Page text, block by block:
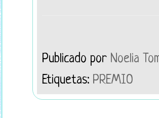
Publicado por Noelia
Etiquetas: PREMIO